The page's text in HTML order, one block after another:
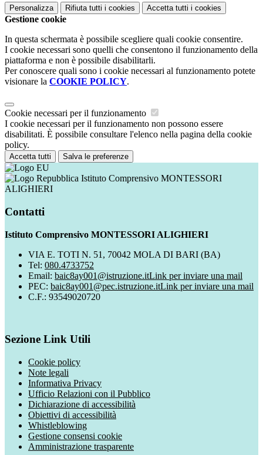
Personalizza Rifiuta tutti i cookies Accetta tutti i cookies
Gestione cookie
In questa schermata è possibile scegliere quali cookie consentire.
I cookie necessari sono quelli che consentono il funzionamento della
piattaforma e non è possibile disabilitarli.
Per conoscere quali sono i cookie necessari al funzionamento potete
visionare la COOKIE POLICY.
Cookie necessari per il funzionamento
I cookie necessari per il funzionamento non possono essere
disabilitati. È possibile consultare l'elenco nella pagina della cookie
policy.
Accetta tutti Salva le preferenze
Istituto Comprensivo MONTESSORI
ALIGHIERI
Contatti
Istituto Comprensivo MONTESSORI ALIGHIERI
VIA E. TOTI N. 51, 70042 MOLA DI BARI (BA)
Tel: 080.4733752
Email: baic8ay001@istruzione.itLink per inviare una mail
PEC: baic8ay001@pec.istruzione.itLink per inviare una mail
C.F.: 93549020720
Sezione Link Utili
Cookie policy
Note legali
Informativa Privacy
Ufficio Relazioni con il Pubblico
Dichiarazione di accessibilità
Obiettivi di accessibilità
Whistleblowing
Gestione consensi cookie
Amministrazione trasparente